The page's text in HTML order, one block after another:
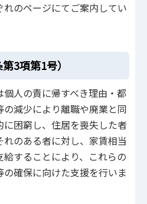
のページにてご案内してい
3項第1号）
人の責に帰すべき理由・都
減少により離職や廃業と同
困窮し、住居を喪失した者
のある者に対し、家賃相当
することにより、これらの
確保に向けた支援を行いま